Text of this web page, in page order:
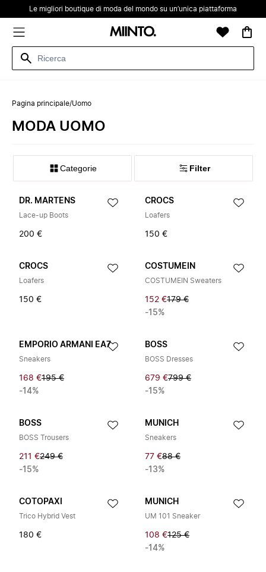
Le migliori boutique di moda del mondo su un’unica piattaforma
Pagina principale/Uomo
MODA UOMO
Categorie Filter
DR. MARTENS
Lace-up Boots
200 €
CROCS
Loafers
150 €
CROCS
Loafers
150 €
COSTUMEIN
COSTUMEIN Sweaters
152 €179 €
-15%
EMPORIO ARMANI EA7
Sneakers
168 €195 €
-14%
BOSS
BOSS Dresses
679 €799 €
-15%
BOSS
BOSS Trousers
211 €249 €
-15%
MUNICH
Sneakers
77 €88 €
-13%
COTOPAXI
Trico Hybrid Vest
180 €
MUNICH
UM 101 Sneaker
108 €125 €
-14%